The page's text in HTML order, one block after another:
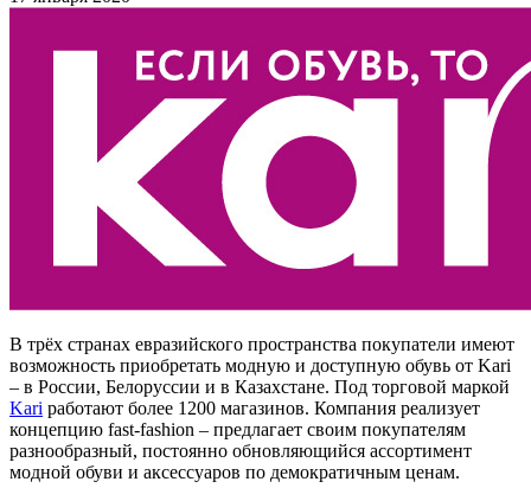
В трёх странах евразийского пространства покупатели имеют
возможность приобретать модную и доступную обувь от Kari
– в России, Белоруссии и в Казахстане. Под торговой маркой
Kari работают более 1200 магазинов. Компания реализует
концепцию fast-fashion – предлагает своим покупателям
разнообразный, постоянно обновляющийся ассортимент
модной обуви и аксессуаров по демократичным ценам.